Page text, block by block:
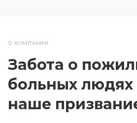
О КОМПАНИИ
Забота о
больных
наше